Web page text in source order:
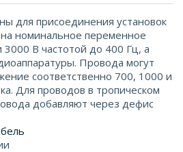
для присоединения установок
на номинальное переменное
В частотой до 400 Гц, а
Провода могут
соответственно 700, 1000 и
Для проводов в тропическом
добавляют через дефис